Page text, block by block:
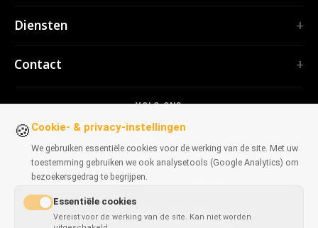
VOLG ONS
BESCHIKBAAR VOOR BROWSERS
AI-tools
Frontend
Ontwikkeltools
Alle artikelen →
TubePilot
Alle extensies →
CodeMap
ReleaseBoard
Alle tools →
WEBSITES
CosmoLapse
GuitarAtlas
Alle websites →
Diensten
Webapplicaties
IT-advies
Legacy-portfolio
Contact
🍪 Cookie- & privacy-instellingen
We gebruiken essentiële cookies voor de werking van de site. Met uw
toestemming gebruiken we ook analysetools (Google Analytics) om
bezoekersgedrag te begrijpen.
Essentiële cookies
Vereist voor de werking van de site. Kan niet worden